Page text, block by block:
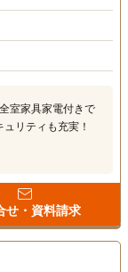
室家具家電付きで
リティも充実！
せ・資料請求